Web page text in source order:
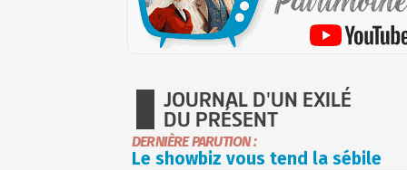
JOURNAL D'UN EXILÉ
DU PRÉSENT
DERNIÈRE PARUTION :
Le showbiz vous tend la sébile